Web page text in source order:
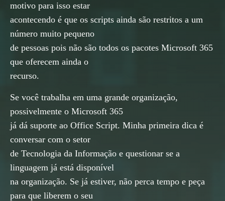
motivo para isso estar
acontecendo é que os scripts ainda são restritos a um
número muito pequeno
de pessoas pois não são todos os pacotes Microsoft 365
que oferecem ainda o
recurso.
Se você trabalha em uma grande organização,
possivelmente o Microsoft 365
já dá suporte ao Office Script. Minha primeira dica é
conversar com o setor
de Tecnologia da Informação e questionar se a
linguagem já está disponível
na organização. Se já estiver, não perca tempo e peça
para que liberem o seu